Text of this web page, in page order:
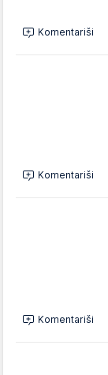
Komentariši
Komentariši
Komentariši